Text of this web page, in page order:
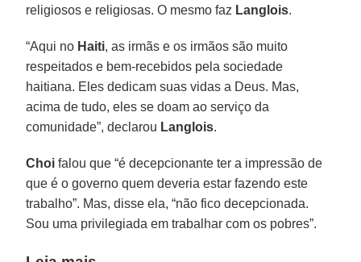
religiosos e religiosas. O mesmo faz Langlois.
“Aqui no Haiti, as irmãs e os irmãos são muito
respeitados e bem-recebidos pela sociedade
haitiana. Eles dedicam suas vidas a Deus. Mas,
acima de tudo, eles se doam ao serviço da
comunidade”, declarou Langlois.
Choi falou que “é decepcionante ter a impressão de
que é o governo quem deveria estar fazendo este
trabalho”. Mas, disse ela, “não fico decepcionada.
Sou uma privilegiada em trabalhar com os pobres”.